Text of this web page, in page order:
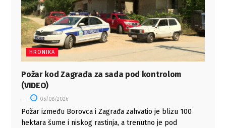
HRONIKA
Požar kod Zagrađa za sada pod kontrolom
(VIDEO)
05/08/2026
Požar između Borovca i Zagrađa zahvatio je blizu 100
hektara šume i niskog rastinja, a trenutno je pod